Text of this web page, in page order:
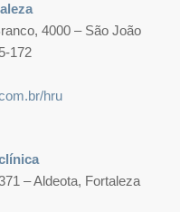
4000 – São João
172
hru
– Aldeota, Fortaleza